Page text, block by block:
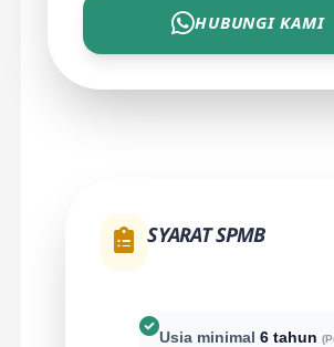
HUBUNGI KAMI
SYARAT SPMB
Usia minimal6 tahun